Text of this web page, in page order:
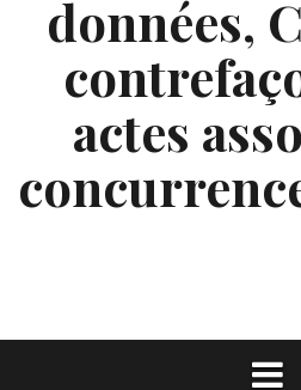
données,
actes